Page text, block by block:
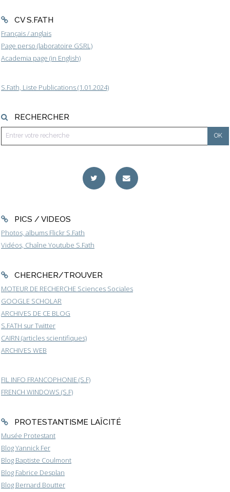
CV S.FATH
Français / anglais
Page perso (laboratoire GSRL)
Academia page (in English)
S.Fath, Liste Publications (1.01.2024)
RECHERCHER
PICS / VIDEOS
Photos, albums Flickr S.Fath
Vidéos, Chaîne Youtube S.Fath
CHERCHER/TROUVER
MOTEUR DE RECHERCHE Sciences Sociales
GOOGLE SCHOLAR
ARCHIVES DE CE BLOG
S.FATH sur Twitter
CAIRN (articles scientifiques)
ARCHIVES WEB
FIL INFO FRANCOPHONIE (S.F)
FRENCH WINDOWS (S.F)
PROTESTANTISME LAÏCITÉ
Musée Protestant
Blog Yannick Fer
Blog Baptiste Coulmont
Blog Fabrice Desplan
Blog Bernard Boutter